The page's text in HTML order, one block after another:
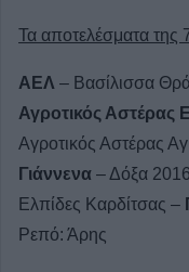
Τα αποτελέσματα της
ΑΕΛ – Βασίλισσα
Αγροτικός Αστέρας
Αγροτικός Αστέρας
Γιάννενα – Δόξα
Ελπίδες Καρδίτσας –
Ρεπό: Άρης